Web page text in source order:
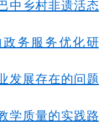
中乡村非遗活态
政务服务优化研
发展存在的问题
学质量的实践路